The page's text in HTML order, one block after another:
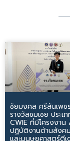
ชัยมงคล ศรีสันเพช
รางวัลชมเชย ประเ
CWIE ที่มีโครงงา
ปฏิบัติงานด้านสังค
และมนุษยศาสตร์ดี